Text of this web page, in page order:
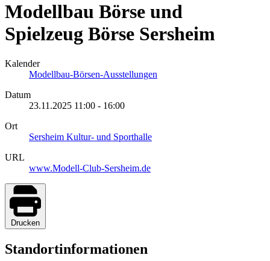
Modellbau Börse und
Spielzeug Börse Sersheim
Kalender
Modellbau-Börsen-Ausstellungen
Datum
23.11.2025 11:00 - 16:00
Ort
Sersheim Kultur- und Sporthalle
URL
www.Modell-Club-Sersheim.de
Drucken
Standortinformationen